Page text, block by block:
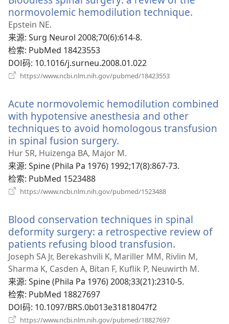
口）
normovolemic hemodilution technique.
Epstein NE.
来源‎: Surg Neurol 2008;70(6):614-8.
检索‎: PubMed 18423553
DOI码‎: 10.1016/j.surneu.2008.01.022
https://www.ncbi.nlm.nih.gov/pubmed/18423553
窗
口）
Acute normovolemic hemodilution combined
with hypotensive anesthesia and other
techniques to avoid homologous transfusion
in spinal fusion surgery.
开
新
口）
Hur SR, Huizenga BA, Major M.
来源‎: Spine (Phila Pa 1976) 1992;17(8):867-73.
检索‎: PubMed 1523488
https://www.ncbi.nlm.nih.gov/pubmed/1523488
窗
口）
Blood conservation techniques in spinal
deformity surgery: a retrospective review of
patients refusing blood transfusion.
开
新
窗
Joseph SA Jr, Berekashvili K, Mariller MM, Rivlin M,
Sharma K, Casden A, Bitan F, Kuflik P, Neuwirth M.
来源‎: Spine (Phila Pa 1976) 2008;33(21):2310-5.
检索‎: PubMed 18827697
DOI码‎: 10.1097/BRS.0b013e31818047f2
https://www.ncbi.nlm.nih.gov/pubmed/18827697